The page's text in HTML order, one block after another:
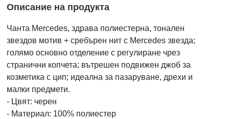
Описание на продукта
Чанта Mercedes, здрава полиестерна, тонален
звездов мотив + сребърен нит с Mercedes звезда;
голямо основно отделение с регулиране чрез
странични копчета; вътрешен подвижен джоб за
козметика с цип; идеална за пазаруване, дрехи и
малки предмети.
- Цвят: черен
- Материал: 100% полиестер